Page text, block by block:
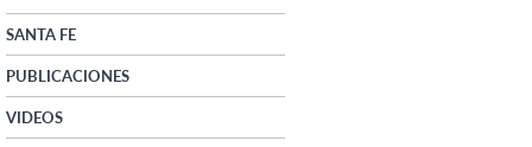
SANTA FE
PUBLICACIONES
VIDEOS